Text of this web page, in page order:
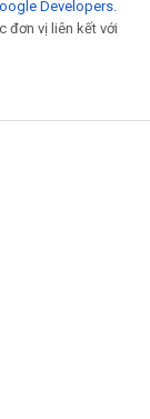
Developers.
đơn vị liên kết với